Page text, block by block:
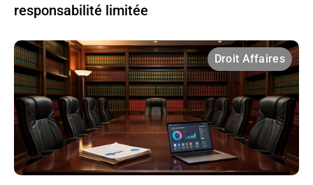
responsabilité limitée
Droit Affaires